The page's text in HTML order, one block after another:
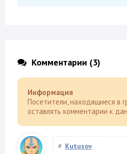
Комментарии (3)
Информация
Посетители, находящиеся в
оставлять комментарии к
# Kutusov